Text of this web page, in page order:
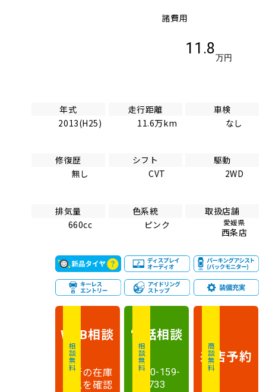
諸費用
11.8
万円
年式
2013(H25)
走行距離
11.6万km
車検
なし
修復歴
無し
シフト
CVT
駆動
2WD
排気量
660cc
色系統
ピンク
取扱店舗
愛媛県
西条店
相談無料
WEB相談
最新の在庫
状況を確認
相談無料
電話相談
0120-159-
733
商談無料
来店予約